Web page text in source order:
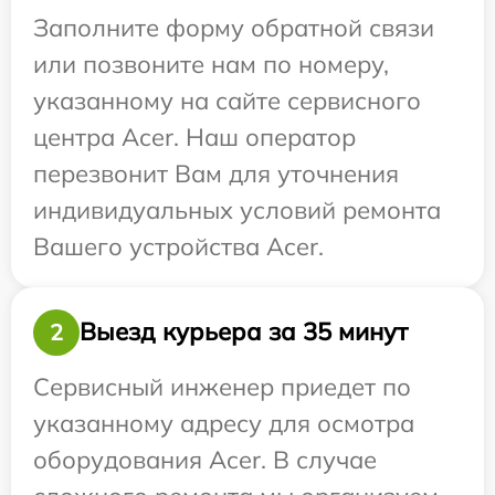
Заполните форму обратной связи
или позвоните нам по номеру,
указанному на сайте сервисного
центра Acer. Наш оператор
перезвонит Вам для уточнения
индивидуальных условий ремонта
Вашего устройства Acer.
2
Выезд курьера за 35 минут
Сервисный инженер приедет по
указанному адресу для осмотра
оборудования Acer. В случае